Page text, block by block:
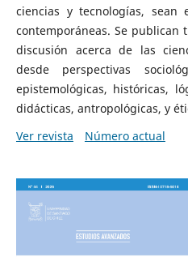
ciencias y tecnologías, sean
contemporáneas. Se publican
discusión acerca de las
desde perspectivas
epistemológicas, históricas,
didácticas, antropológicas, y
Ver revista
Número actual